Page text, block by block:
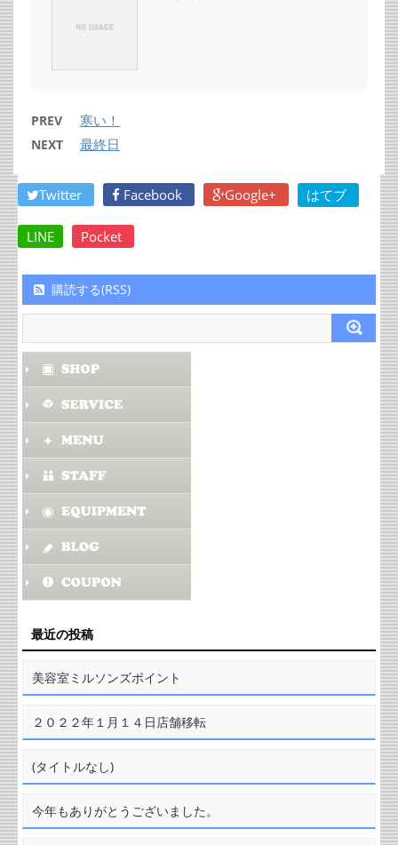
PREV 寒い！
NEXT 最終日
Twitter Facebook Google+ はてブ
LINE Pocket
購読する(RSS)
最近の投稿
美容室ミルソンズポイント
２０２２年１月１４日店舗移転
(タイトルなし)
今年もありがとうございました。